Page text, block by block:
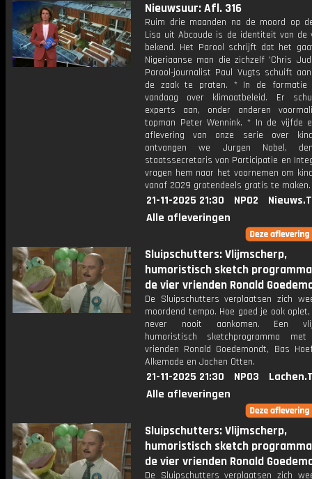
Nieuwsuur: Afl. 316
Ruim drie maanden na de moord op
Lisa uit Abcoude is de identiteit van de
bekend. Het Parool schrijft dat het
Nigeriaanse man die zichzelf 'Chris
Parool-journalist Paul Vugts schuift
de zaak te praten. * In de formatie
vandaag over klimaatbeleid. Er
experts aan, onder anderen
topman Peter Wennink. * In de vijfde
aflevering van onze serie over
ontvangen we Jurgen Nobel,
staatssecretaris van Participatie en
vragen hem naar het voornemen om
vanaf 2029 grotendeels gratis te maken.
21-11-2025 21:30 NPO2
Alle afleveringen
Sluipschutters: Vlijmscherp,
humoristisch sketch
de vier vrienden Ronald
De Sluipschutters verplaatsen zich
moordend tempo. Hoe goed je ook
never nooit aankomen. Een
humoristisch sketchprogramma
vrienden Ronald Goedemondt, Bas
Alkemade en Jochen Otten.
21-11-2025 21:30 NPO3
Alle afleveringen
Sluipschutters: Vlijmscherp,
humoristisch sketch
de vier vrienden Ronald
De Sluipschutters verplaatsen zich